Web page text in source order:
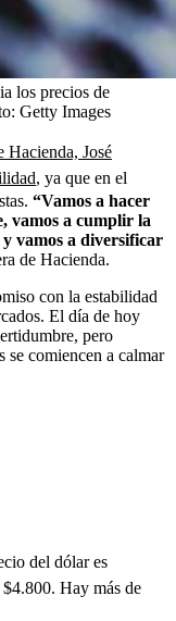
los precios de
Getty Images
Hacienda, José
, ya que en el
“Vamos a hacer
vamos a cumplir la
vamos a diversificar
de Hacienda.
con la estabilidad
El día de hoy
pero
se comiencen a calmar
del dólar es
Hay más de